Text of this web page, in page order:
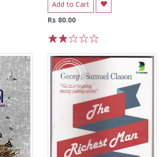
Add to Cart
Rs 80.00